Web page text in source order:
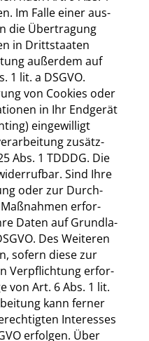
Im Fal­le einer aus­
die Über­tra­gung
in Dritt­staa­ten
außer­dem auf
1 lit. a DSGVO.
von Coo­kies oder
in Ihr End­ge­rät
ein­ge­wil­ligt
zusätz­
Abs. 1 TDDDG. Die
Sind Ihre
oder zur Durch­
erfor­
Daten auf Grund­la­
Des Wei­te­ren
sofern die­se zur
Ver­pflich­tung erfor­
von Art. 6 Abs. 1 lit.
kann fer­ner
Inter­es­ses
erfol­gen. Über